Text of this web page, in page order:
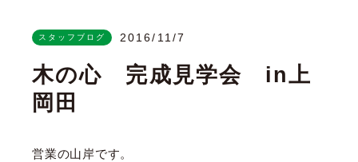
スタッフブログ 2016/11/7
木の心 完成見学会 in上
岡田
営業の山岸です。